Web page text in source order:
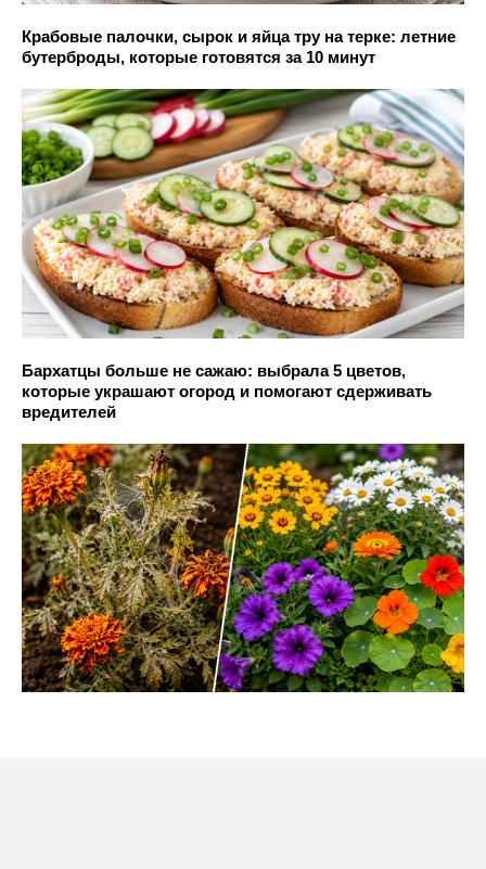
Крабовые палочки, сырок и яйца тру на терке: летние
бутерброды, которые готовятся за 10 минут
Бархатцы больше не сажаю: выбрала 5 цветов,
которые украшают огород и помогают сдерживать
вредителей